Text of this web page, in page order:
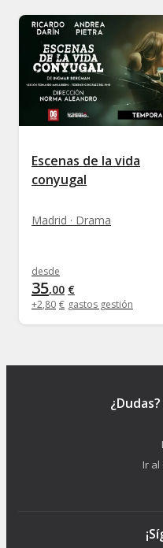
Escenas de la vida
conyugal
Madrid · Drama
desde
35,00 €
+2,80 € gastos gestión
Ir